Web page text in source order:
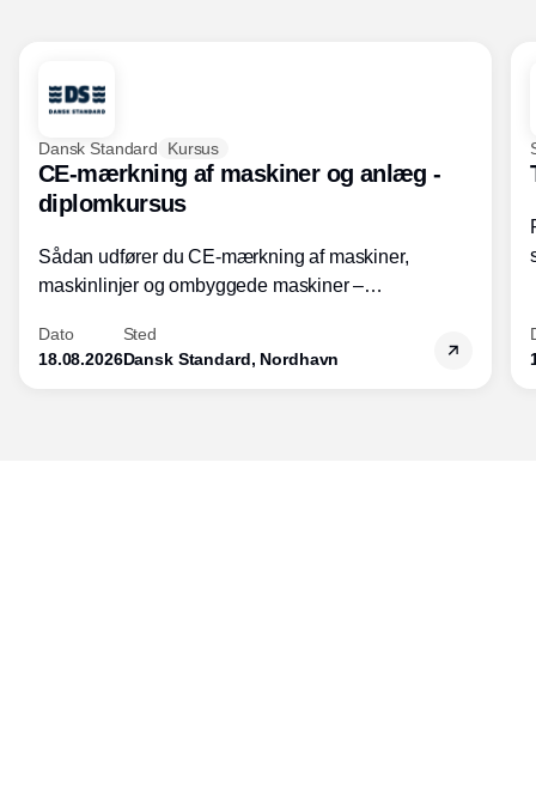
Dansk Standard Kursus
CE-mærkning af maskiner og anlæg -
diplomkursus
Sådan udfører du CE-mærkning af maskiner,
maskinlinjer og ombyggede maskiner –
Dato
18.08.2026
Sted
Dansk Standard, Nordhavn